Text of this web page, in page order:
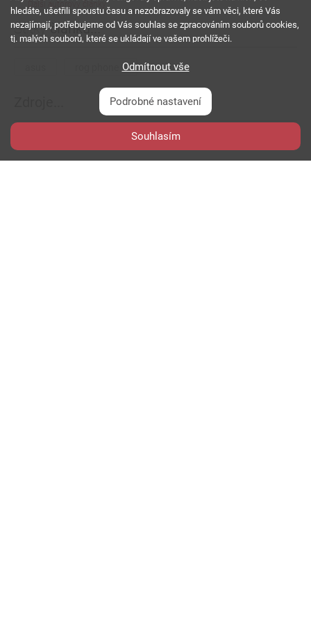
Štítkyčlánku...
rog phone 9
k-tai.watch.impress.co.jp weibo.com
hledáte, ušetřili spoustu času a nezobrazovaly se vám věci, které Vás
nezajímají, potřebujeme od Vás souhlas se zpracováním souborů cookies,
tj. malých souborů, které se ukládají ve vašem prohlížeči.
Odmítnout vše
Podrobné nastavení
Souhlasím